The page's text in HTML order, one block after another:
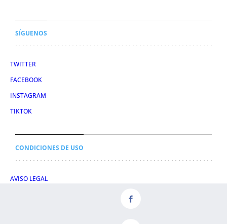
SÍGUENOS
TWITTER
FACEBOOK
INSTAGRAM
TIKTOK
CONDICIONES DE USO
AVISO LEGAL